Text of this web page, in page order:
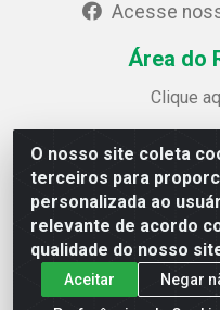
O nosso site coleta
terceiros para
personalizada ao
relevante de acordo
qualidade do nosso
Aceitar
Negar
Acesse
Área do
Clique
Rua José Alves
Guararapes /
CNPJ: